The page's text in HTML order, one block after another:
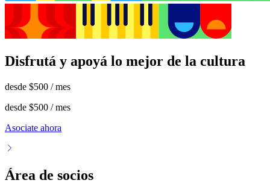
Disfrutá y apoyá lo mejor de la cultura
desde $500 / mes
desde $500 / mes
Asociate ahora
Área de socios